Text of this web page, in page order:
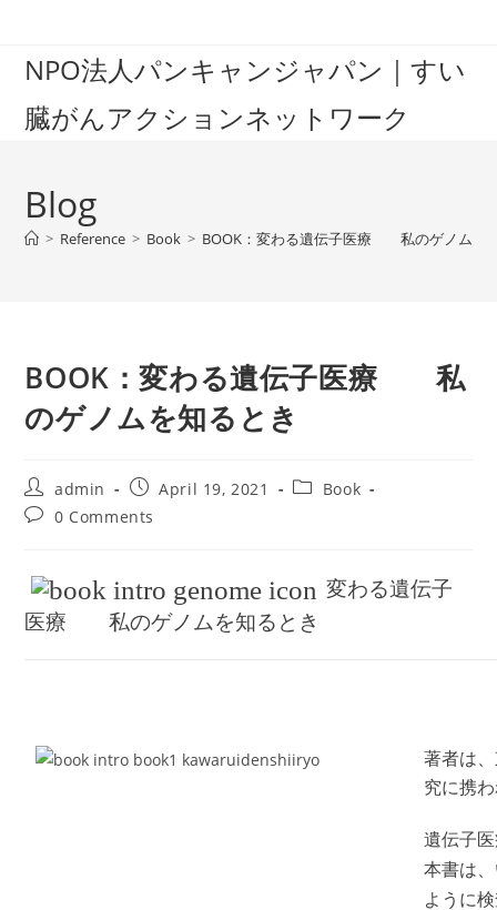
contentNPO法人パンキャンジャパン｜すい
臓がんアクションネットワーク
Blog
> Reference > Book > BOOK：変わる遺伝子医療 私のゲノムを
BOOK：変わる遺伝子医療 私
のゲノムを知るとき
Post
author:
admin
Post
published:
April 19, 2021
PostBook
Post0 Comments
変わる遺伝子
医療 私のゲノムを知るとき
著者は
究に携
遺伝子
本書は
ように